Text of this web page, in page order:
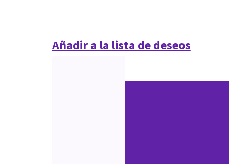
Añadir a la lista de deseos